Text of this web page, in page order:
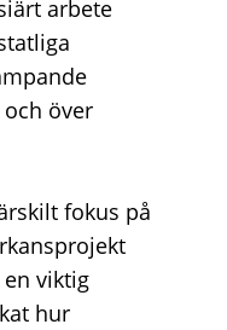
arbete
över
fokus på
viktig
hur